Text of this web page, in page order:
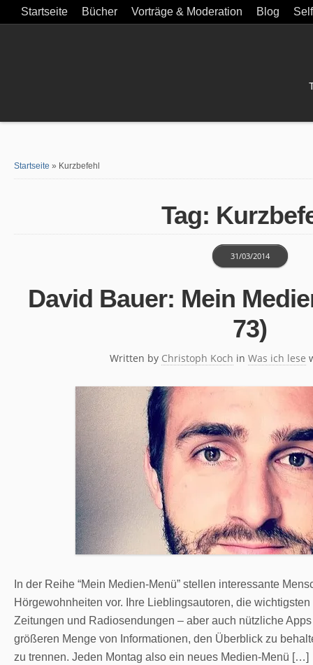
Startseite Bücher Vorträge & Moderation Blog
Startseite » Kurzbefehl
Tag:
David Bauer: Mein
73)
Written by Christoph Koch
31/03/2014
in Was ich lese
In der Reihe “Mein Medien-Menü” stellen interessante
Hörgewohnheiten vor. Ihre Lieblingsautoren, die
Zeitungen und Radiosendungen – aber auch nützliche
größeren Menge von Informationen, den Überblick zu
zu trennen. Jeden Montag also ein neues Medien-Menü […]